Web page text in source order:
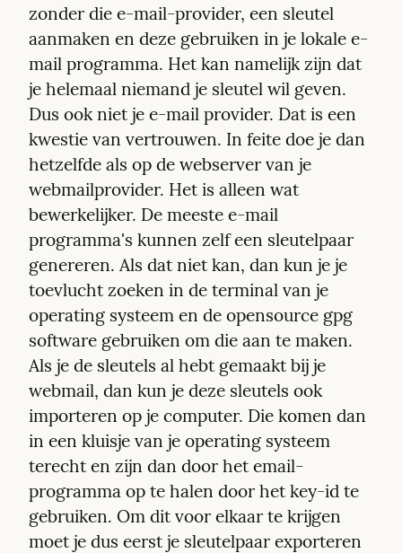
zonder die e-mail-provider, een sleutel
aanmaken en deze gebruiken in je lokale e-
mail programma. Het kan namelijk zijn dat
je helemaal niemand je sleutel wil geven.
Dus ook niet je e-mail provider. Dat is een
kwestie van vertrouwen. In feite doe je dan
hetzelfde als op de webserver van je
webmailprovider. Het is alleen wat
bewerkelijker. De meeste e-mail
programma's kunnen zelf een sleutelpaar
genereren. Als dat niet kan, dan kun je je
toevlucht zoeken in de terminal van je
operating systeem en de opensource gpg
software gebruiken om die aan te maken.
Als je de sleutels al hebt gemaakt bij je
webmail, dan kun je deze sleutels ook
importeren op je computer. Die komen dan
in een kluisje van je operating systeem
terecht en zijn dan door het email-
programma op te halen door het key-id te
gebruiken. Om dit voor elkaar te krijgen
moet je dus eerst je sleutelpaar exporteren